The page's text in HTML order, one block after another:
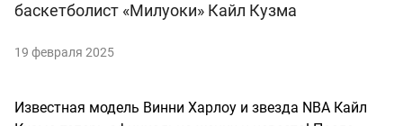
баскетболист «Милуоки» Кайл Кузма
19 февраля 2025
Известная модель Винни Харлоу и звезда NBA Кайл